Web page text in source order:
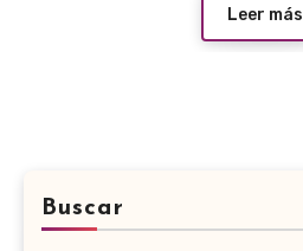
Leer más
Buscar